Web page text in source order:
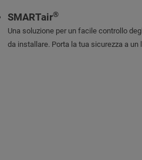
SMARTair®
Una soluzione per un facile controllo
da installare. Porta la tua sicurezza a